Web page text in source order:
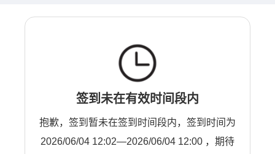
签到未在有效时间段内
抱歉，签到暂未在签到时间段内，签到时间为
2026/06/04 12:02—2026/06/04 12:00 ，期待